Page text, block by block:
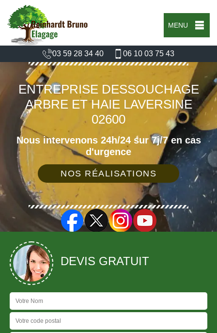
MENU
03 59 28 34 40 06 10 03 75 43
ENTREPRISE DESSOUCHAGE
ARBRE ET HAIE LAVERSINE
02600
Nous intervenons 24h/24 sur 7j/7 en cas
d'urgence
NOS RÉALISATIONS
DEVIS GRATUIT